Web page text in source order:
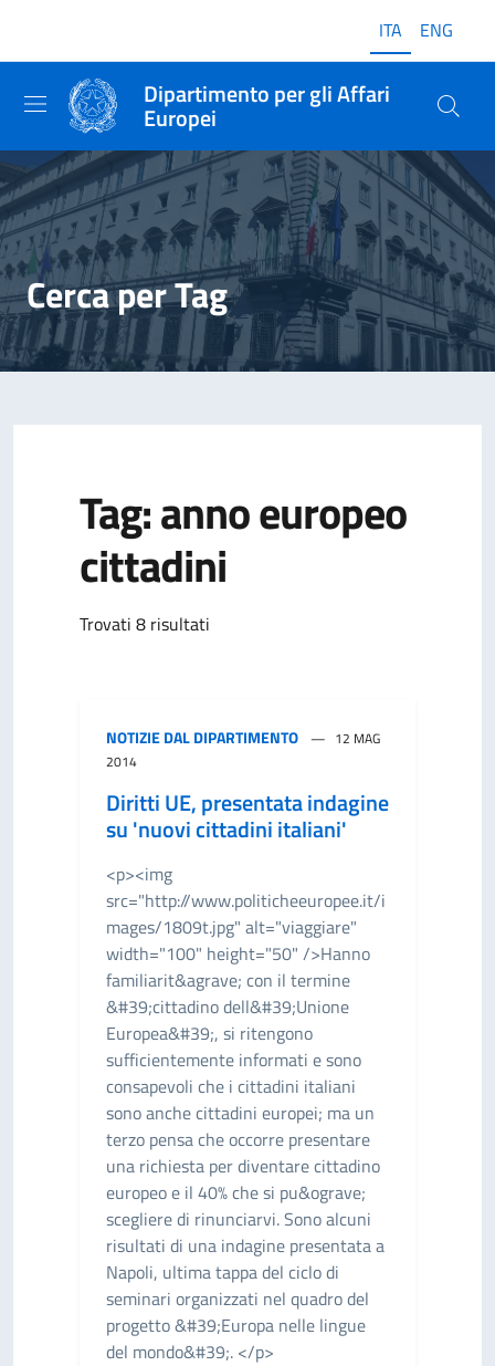
ITA ENG
Dipartimento per gli Affari
Europei
Cerca per Tag
Tag: anno europeo
cittadini
Trovati 8 risultati
NOTIZIE DAL DIPARTIMENTO
12 MAG
2014
Diritti UE, presentata indagine
su 'nuovi cittadini italiani'
<p><img
src="http://www.politicheeuropee.it/i
mages/1809t.jpg" alt="viaggiare"
width="100" height="50" />Hanno
familiarit&agrave; con il termine
&#39;cittadino dell&#39;Unione
Europea&#39;, si ritengono
sufficientemente informati e sono
consapevoli che i cittadini italiani
sono anche cittadini europei; ma un
terzo pensa che occorre presentare
una richiesta per diventare cittadino
europeo e il 40% che si pu&ograve;
scegliere di rinunciarvi. Sono alcuni
risultati di una indagine presentata a
Napoli, ultima tappa del ciclo di
seminari organizzati nel quadro del
progetto &#39;Europa nelle lingue
del mondo&#39;. </p>